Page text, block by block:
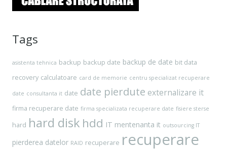
Tags
asistenta tehnica backup backup date backup de date bit data
recovery calculatoare card de memorie centru specializat recuperare
date consultanta it date date pierdute externalizare it
firma recuperare date firma specializata recuperare date fisiere sterse
hard hard disk hdd IT mentenanta it outsourcing IT
pierderea datelor RAID recuperare recuperare